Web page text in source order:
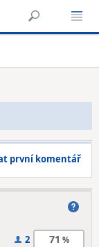
první komentář
2 71